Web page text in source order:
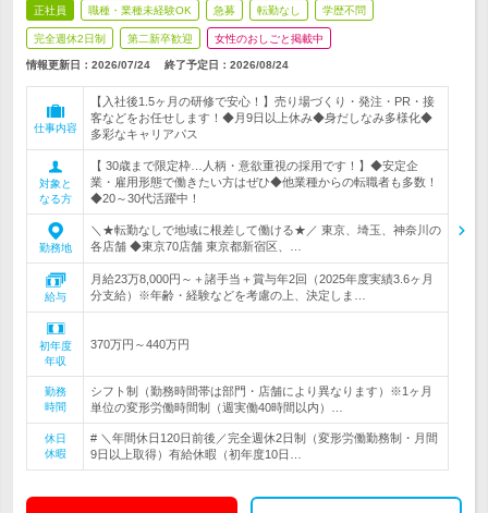
正社員 職種・業種未経験OK 急募 転勤なし 学歴不問
完全週休2日制 第二新卒歓迎 女性のおしごと掲載中
情報更新日：2026/07/24 終了予定日： 2026/08/24
仕事内容
【入社後1.5ヶ月の研修で安心！】売り場づくり・発注・PR・接
客などをお任せします！◆月9日以上休み◆身だしなみ多様化◆
多彩なキャリアパス
対象と
なる方
【 30歳まで限定枠…人柄・意欲重視の採用です！】◆安定企
業・雇用形態で働きたい方はぜひ◆他業種からの転職者も多数！
◆20～30代活躍中！
勤務地
＼★転勤なしで地域に根差して働ける★／ 東京、埼玉、神奈川の
各店舗 ◆東京70店舗 東京都新宿区、…
給与
月給23万8,000円～＋諸手当＋賞与年2回（2025年度実績3.6ヶ月
分支給）※年齢・経験などを考慮の上、決定しま…
初年度
年収
370万円～440万円
勤務
時間
シフト制（勤務時間帯は部門・店舗により異なります）※1ヶ月
単位の変形労働時間制（週実働40時間以内）…
休日
休暇
# ＼年間休日120日前後／完全週休2日制（変形労働勤務制・月間
9日以上取得）有給休暇（初年度10日…